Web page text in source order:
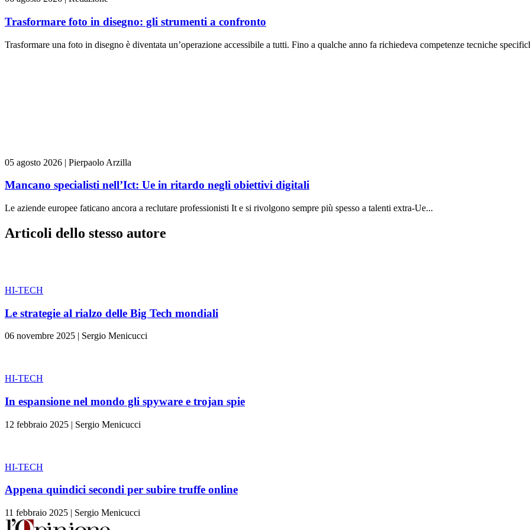
Trasformare foto in disegno: gli strumenti a confronto
Trasformare una foto in disegno è diventata un’operazione accessibile a tutti. Fino a qualche anno fa richiedeva competenze tecniche
05 agosto 2026 | Pierpaolo Arzilla
Mancano specialisti nell’Ict: Ue in ritardo negli obiettivi digitali
Le aziende europee faticano ancora a reclutare professionisti It e si rivolgono sempre più spesso a talenti extra-Ue...
Articoli dello stesso autore
HI-TECH
Le strategie al rialzo delle Big Tech mondiali
06 novembre 2025 | Sergio Menicucci
HI-TECH
In espansione nel mondo gli spyware e trojan spie
12 febbraio 2025 | Sergio Menicucci
HI-TECH
Appena quindici secondi per subire truffe online
11 febbraio 2025 | Sergio Menicucci